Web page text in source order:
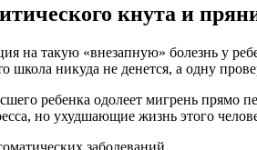
кнута и
на такую ​​«внезапную» болезнь у
школа никуда не денется, а одну
ребенка одолеет мигрень прямо
но ухудшающие жизнь этого